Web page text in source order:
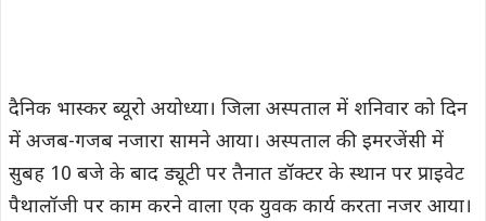
दैनिक भास्कर ब्यूरो अयोध्या। जिला अस्पताल में शनिवार को दिन
में अजब-गजब नजारा सामने आया। अस्पताल की इमरजेंसी में
सुबह 10 बजे के बाद ड्यूटी पर तैनात डॉक्टर के स्थान पर प्राइवेट
पैथालॉजी पर काम करने वाला एक युवक कार्य करता नजर आया।